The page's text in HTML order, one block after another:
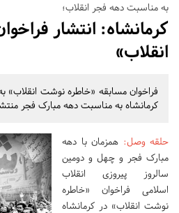
به مناسبت دهه فجر انقلاب؛
کرمانشاه: انتشار
انقلاب»
فراخوان مسابقه «خاطره نوشت
کرمانشاه به مناسبت دهه مبارک فجر
حلقه وصل: همزمان با دهه
مبارک فجر و چهل و دومین
سالروز پیروزی انقلاب
اسلامی فراخوان «خاطره
نوشت انقلاب» در کرمانشاه